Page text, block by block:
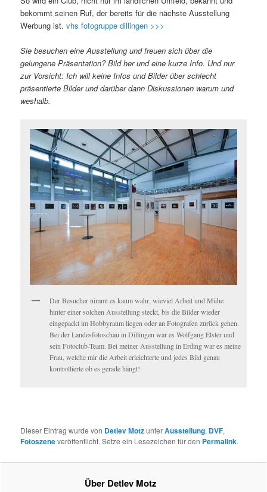
bekommt seinen Ruf, der bereits für die nächste Ausstellung
Werbung ist.vhs fotogruppe dillingen >>>
Sie besuchen eine Ausstellung und freuen sich über die
gelungene Präsentation? Bild her und eine kurze Info. Und nur
zur Vorsicht: Ich will keine Infos und Bilder über schlecht
präsentierte Bilder und darüber dann Diskussionen warum und
weshalb.
Der Besucher nimmt es kaum wahr, wieviel Arbeit und Mühe
hinter einer solchen Ausstellung steckt, bis die Bilder wieder
eingepackt im Hobbyraum liegen oder an Fotografen zurück gehen.
Bei der Landesfotoschau in Dillingen war es Wolfgang Elster und
sein Fotoclub-Team. Bei meiner Ausstellung in Erding war es meine
Frau, welche mir die Arbeit erleichterte und jedes Bild genau
kontrollierte ob es gerade hängt!
Dieser Eintrag wurde von Detlev MotzunterAusstellung, DVF,
Fotoszeneveröffentlicht. Setze ein Lesezeichen für den Permalink.
Über Detlev Motz